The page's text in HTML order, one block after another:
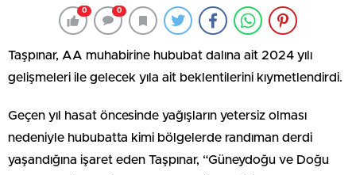
0 0
Taşpınar, AA muhabirine hububat dalına ait 2024 yılı
gelişmeleri ile gelecek yıla ait beklentilerini kıymetlendirdi.
Geçen yıl hasat öncesinde yağışların yetersiz olması
nedeniyle hububatta kimi bölgelerde randıman derdi
yaşandığına işaret eden Taşpınar, “Güneydoğu ve Doğu